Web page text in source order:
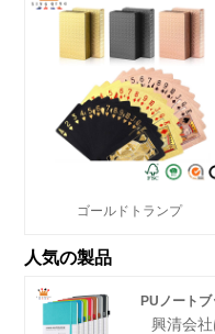
ゴールドトランプ
人気の製品
PUノートブ
興清会